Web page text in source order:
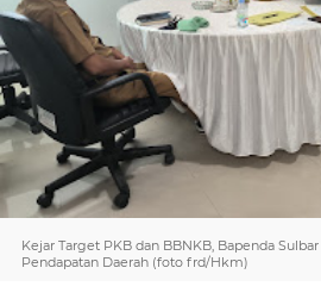
Kejar Target PKB dan BBNKB, Bapenda
Pendapatan Daerah (foto frd/Hkm)